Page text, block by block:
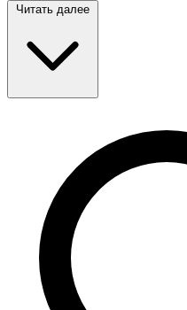
Читать далее